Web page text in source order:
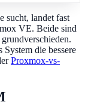
sucht, landet fast
VE. Beide sind
die bessere
Proxmox-vs-